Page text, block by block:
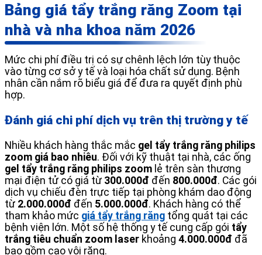
Bảng giá tẩy trắng răng Zoom tại
nhà và nha khoa năm 2026
Mức chi phí điều trị có sự chênh lệch lớn tùy thuộc
vào từng cơ sở y tế và loại hóa chất sử dụng. Bệnh
nhân cần nắm rõ biểu giá để đưa ra quyết định phù
hợp.
Đánh giá chi phí dịch vụ trên thị trường y tế
Nhiều khách hàng thắc mắc gel tẩy trắng răng philips
zoom giá bao nhiêu. Đối với kỹ thuật tại nhà, các ống
gel tẩy trắng răng philips zoom lẻ trên sàn thương
mại điện tử có giá từ 300.000đ đến 800.000đ. Các gói
dịch vụ chiếu đèn trực tiếp tại phòng khám dao động
từ 2.000.000đ đến 5.000.000đ. Khách hàng có thể
tham khảo mức giá tẩy trắng răng tổng quát tại các
bệnh viện lớn. Một số hệ thống y tế cung cấp gói tẩy
trắng tiêu chuẩn zoom laser khoảng 4.000.000đ đã
bao gồm cạo vôi răng.